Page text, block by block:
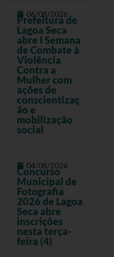
06/08/2026
Prefeitura de
Lagoa Seca
abre I Semana
de Combate à
Violência
Contra a
Mulher com
ações de
conscientizaç
ão e
mobilização
social
04/08/2026
Concurso
Municipal de
Fotografia
2026 de Lagoa
Seca abre
inscrições
nesta terça-
feira (4)